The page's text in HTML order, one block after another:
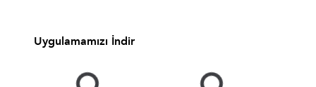
Uygulamamızı İndir